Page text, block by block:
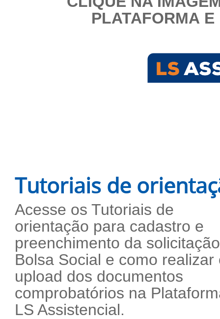
PLATAFORMA
Tutoriais de
Acesse os Tutoriais de
orientação para cadastro e
preenchimento da
Bolsa Social e como realizar
upload dos documentos
comprobatórios na
LS Assistencial.